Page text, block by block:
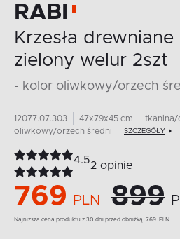
RABI
Krzesła
zielony welur 2szt
- kolor oliwkowy/orzech
12077.07.303 47x79x45 cm
tkanina/
oliwkowy/orzech średni
SZCZEGÓŁY
4.52 opinie
769 PLN 899
Najnizsza cena produktu z 30 dni przed obniżką: 769 PLN